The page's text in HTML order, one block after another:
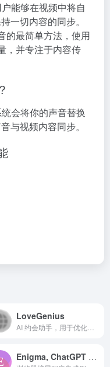
能够在视频中将自
一切内容的同步。
的最简单方法，使用
，并专注于内容传
会将你的声音替换
与视频内容同步。
LoveGenius
Enigma, ChatGPT Sidebar